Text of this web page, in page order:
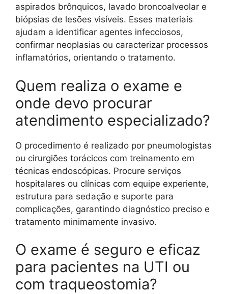
aspirados brônquicos, lavado broncoalveolar e
biópsias de lesões visíveis. Esses materiais
ajudam a identificar agentes infecciosos,
confirmar neoplasias ou caracterizar processos
inflamatórios, orientando o tratamento.
Quem realiza o exame e
onde devo procurar
atendimento especializado?
O procedimento é realizado por pneumologistas
ou cirurgiões torácicos com treinamento em
técnicas endoscópicas. Procure serviços
hospitalares ou clínicas com equipe experiente,
estrutura para sedação e suporte para
complicações, garantindo diagnóstico preciso e
tratamento minimamente invasivo.
O exame é seguro e eficaz
para pacientes na UTI ou
com traqueostomia?